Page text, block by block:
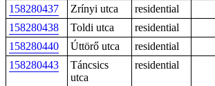
158280437 Zrínyi utca
residential
158280438
Toldi utca
residential
158280440
Úttörő utca
residential
158280443
Táncsics
utca
residential